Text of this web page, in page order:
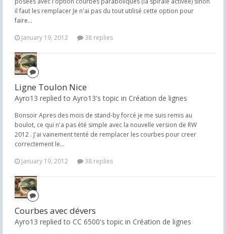
il faut les remplacer Je n'ai pas du tout utilisé cette option pour
faire...
January 19, 2012
38 replies
Ligne Toulon Nice
Ayro13 replied to Ayro13's topic in Création de lignes
Bonsoir Apres des mois de stand-by forcé je me suis remis au
boulot, ce qui n'a pas été simple avec la nouvelle version de RW
2012 . J'ai vainement tenté de remplacer les courbes pour creer
correctement le...
January 19, 2012
38 replies
Courbes avec dévers
Ayro13 replied to CC 6500's topic in Création de lignes